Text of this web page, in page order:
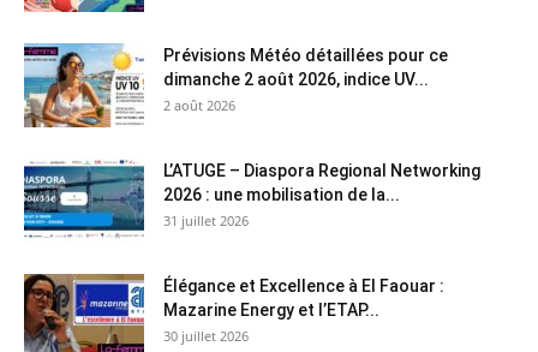
Prévisions Météo détaillées pour ce
dimanche 2 août 2026, indice UV...
2 août 2026
L’ATUGE – Diaspora Regional Networking
2026 : une mobilisation de la...
31 juillet 2026
Élégance et Excellence à El Faouar :
Mazarine Energy et l’ETAP...
30 juillet 2026